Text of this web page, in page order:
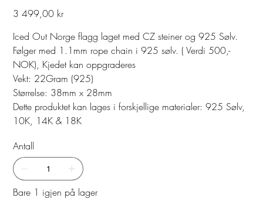
Pris
3 499,00 kr
Iced Out Norge flagg laget med CZ steiner og 925 Sølv.
Følger med 1.1mm rope chain i 925 sølv. ( Verdi 500,-
NOK), Kjedet kan oppgraderes
Vekt: 22Gram (925)
Størrelse: 38mm x 28mm
Dette produktet kan lages i forskjellige materialer: 925 Sølv,
10K, 14K & 18K
Antall
Bare 1 igjen på lager